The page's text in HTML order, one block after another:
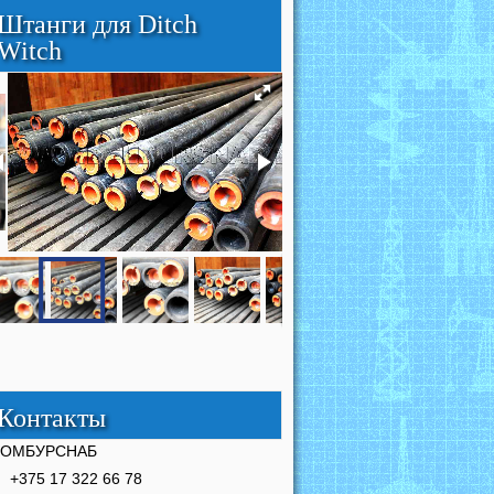
для Ditch
+375 17 322 66 78